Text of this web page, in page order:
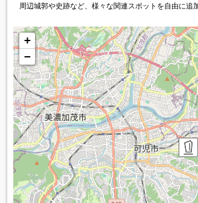
周辺城郭や史跡など、様々な関連スポットを自由に追
+
−